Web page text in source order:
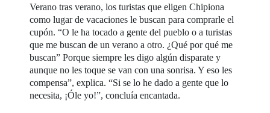
Verano tras verano, los turistas que eligen Chipiona
como lugar de vacaciones le buscan para comprarle el
cupón. “O le ha tocado a gente del pueblo o a turistas
que me buscan de un verano a otro. ¿Qué por qué me
buscan” Porque siempre les digo algún disparate y
aunque no les toque se van con una sonrisa. Y eso les
compensa”, explica. “Si se lo he dado a gente que lo
necesita, ¡Óle yo!”, concluía encantada.